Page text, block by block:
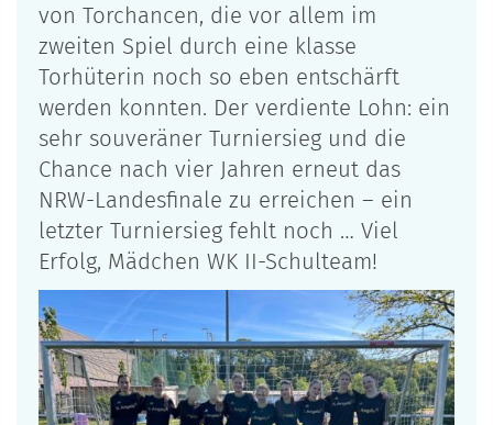
von Torchancen, die vor allem im
zweiten Spiel durch eine klasse
Torhüterin noch so eben entschärft
werden konnten. Der verdiente Lohn: ein
sehr souveräner Turniersieg und die
Chance nach vier Jahren erneut das
NRW-Landesfinale zu erreichen – ein
letzter Turniersieg fehlt noch … Viel
Erfolg, Mädchen WK II-Schulteam!